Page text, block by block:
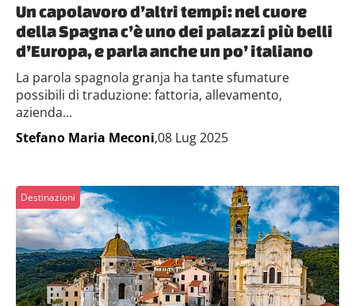
Un capolavoro d’altri tempi: nel cuore
della Spagna c’è uno dei palazzi più belli
d’Europa, e parla anche un po’ italiano
La parola spagnola granja ha tante sfumature
possibili di traduzione: fattoria, allevamento,
azienda...
Stefano Maria Meconi,08 Lug 2025
Destinazioni